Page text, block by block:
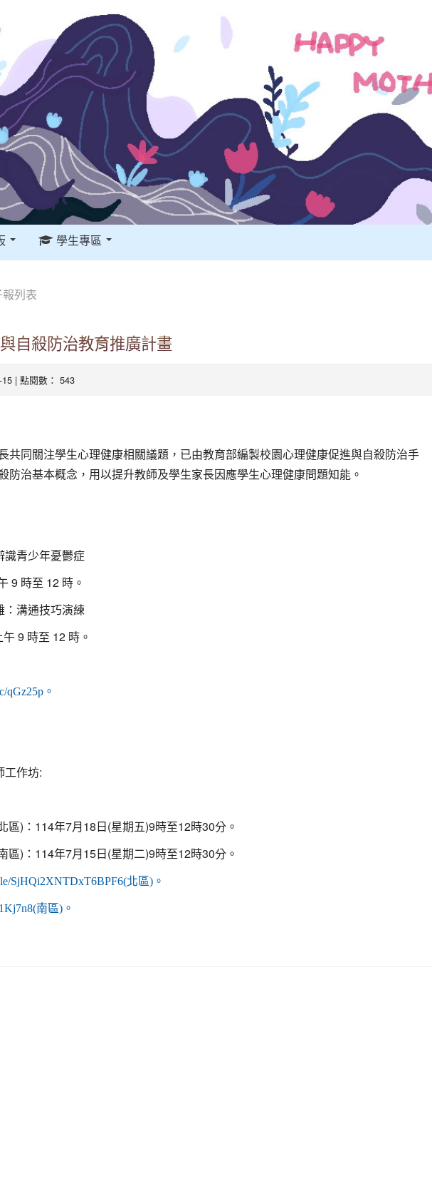
學生專區
報列表
自殺防治教育推廣計畫
15 | 點閱數： 543
共同關注學生心理健康相關議題，已由教育部編製校園心理健康促進與自殺防治手
防治基本概念，用以提升教師及學生家長因應學生心理健康問題知能。
識青少年憂鬱症
9 時至 12 時。
：溝通技巧演練
9 時至 12 時。
qGz25p。
作坊:
區)：114年7月18日(星期五)9時至12時30分。
區)：114年7月15日(星期二)9時至12時30分。
SjHQi2XNTDxT6BPF6(北區)。
南區)。